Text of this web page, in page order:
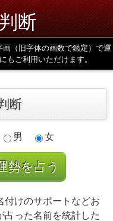
断
（旧字体の画数で鑑定）で運
もご利用いただけます。
断
男 女
付けのサポートなどお
占った名前を統計した